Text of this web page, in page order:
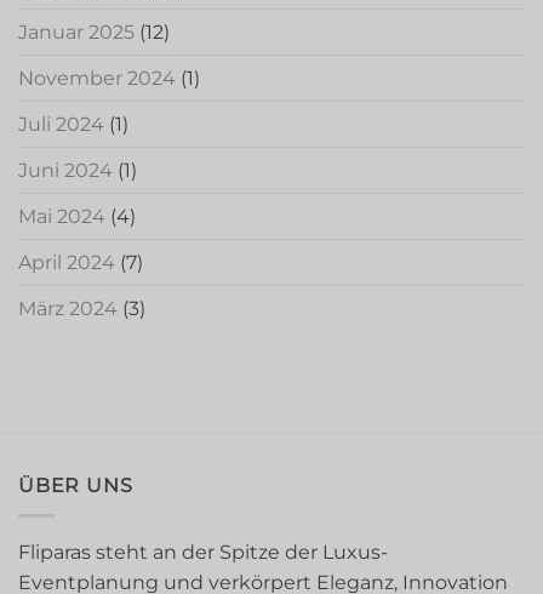
Januar 2025 (12)
November 2024 (1)
Juli 2024 (1)
Juni 2024 (1)
Mai 2024 (4)
April 2024 (7)
März 2024 (3)
ÜBER UNS
Fliparas steht an der Spitze der Luxus-
Eventplanung und verkörpert Eleganz, Innovation